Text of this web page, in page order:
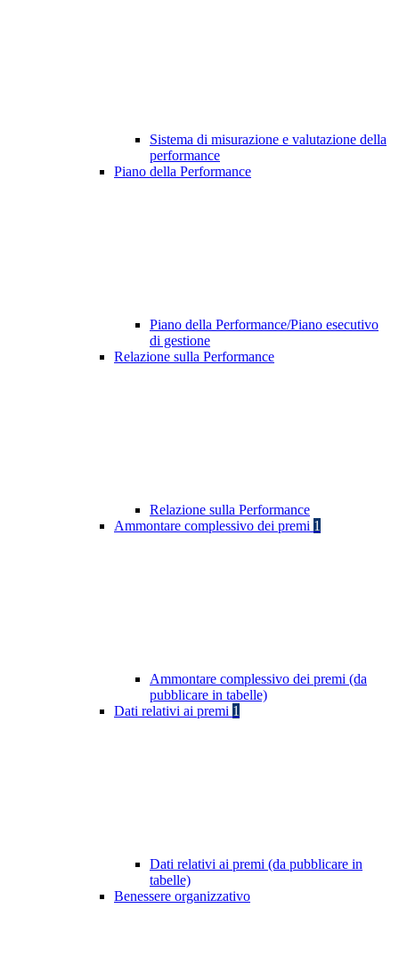
Sistema di misurazione e valutazione della
performance
Piano della Performance
Piano della Performance/Piano esecutivo
di gestione
Relazione sulla Performance
Relazione sulla Performance
Ammontare complessivo dei premi 1
Ammontare complessivo dei premi (da
pubblicare in tabelle)
Dati relativi ai premi 1
Dati relativi ai premi (da pubblicare in
tabelle)
Benessere organizzativo